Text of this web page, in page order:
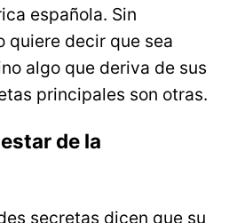
española. Sin
quiere decir que sea
algo que deriva de sus
principales son otras.
de la
secretas dicen que su